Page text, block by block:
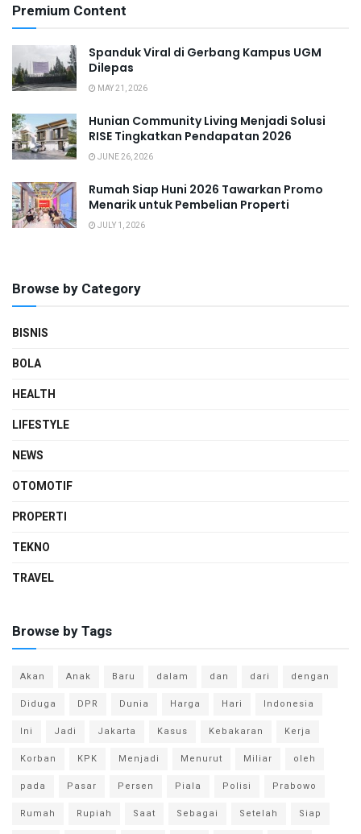
Premium Content
Spanduk Viral di Gerbang Kampus UGM
Dilepas
MAY 21, 2026
Hunian Community Living Menjadi Solusi
RISE Tingkatkan Pendapatan 2026
JUNE 26, 2026
Rumah Siap Huni 2026 Tawarkan Promo
Menarik untuk Pembelian Properti
JULY 1, 2026
Browse by Category
BISNIS
BOLA
HEALTH
LIFESTYLE
NEWS
OTOMOTIF
PROPERTI
TEKNO
TRAVEL
Browse by Tags
Akan Anak Baru dalam dan dari
dengan
Diduga
DPR Dunia Harga Hari
Indonesia
Ini
Jadi Jakarta Kasus Kebakaran
Kerja
Korban
KPK Menjadi Menurut Miliar
oleh
pada
Pasar Persen Piala Polisi
Prabowo
Rumah
Rupiah Saat Sebagai Setelah
Siap